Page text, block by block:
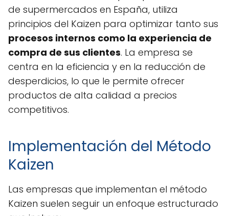
de supermercados en España, utiliza
principios del Kaizen para optimizar tanto sus
procesos internos como la experiencia de
compra de sus clientes. La empresa se
centra en la eficiencia y en la reducción de
desperdicios, lo que le permite ofrecer
productos de alta calidad a precios
competitivos.
Implementación del Método
Kaizen
Las empresas que implementan el método
Kaizen suelen seguir un enfoque estructurado